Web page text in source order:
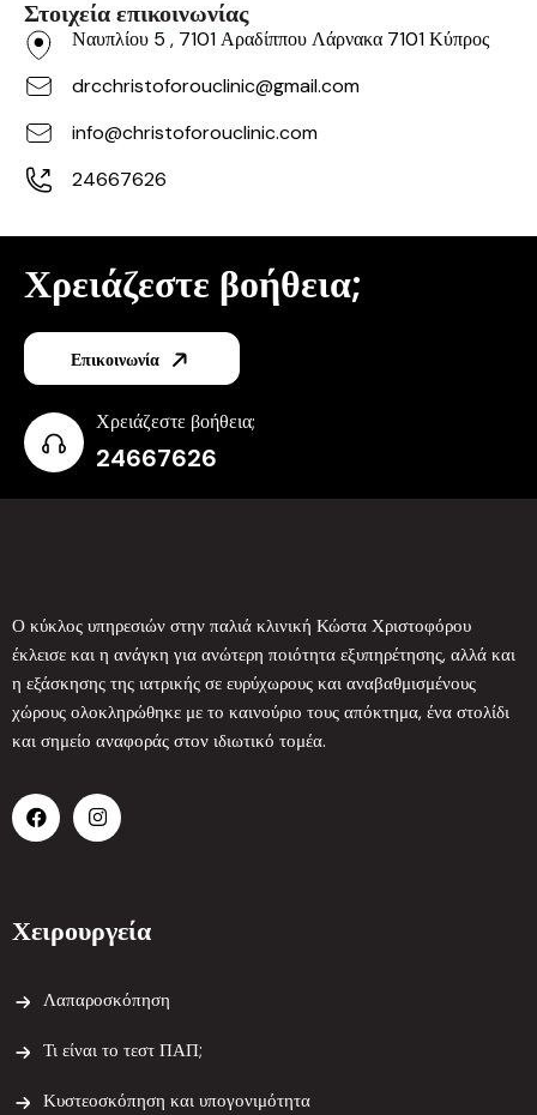
Στοιχεία επικοινωνίας
Ναυπλίου 5 , 7101 Αραδίππου Λάρνακα 7101 Κύπρος
drcchristoforouclinic@gmail.com
info@christoforouclinic.com
24667626
Χρειάζεστε βοήθεια;
Επικοινωνία
Χρειάζεστε βοήθεια;
24667626
Ο κύκλος υπηρεσιών στην παλιά κλινική Κώστα Χριστοφόρου
έκλεισε και η ανάγκη για ανώτερη ποιότητα εξυπηρέτησης, αλλά και
η εξάσκησης της ιατρικής σε ευρύχωρους και αναβαθμισμένους
χώρους ολοκληρώθηκε με το καινούριο τους απόκτημα, ένα στολίδι
και σημείο αναφοράς στον ιδιωτικό τομέα.
Χειρουργεία
Λαπαροσκόπηση
Τι είναι το τεστ ΠΑΠ;
Κυστεοσκόπηση και υπογονιμότητα